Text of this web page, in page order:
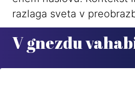
razlaga sveta v
V gnezdu